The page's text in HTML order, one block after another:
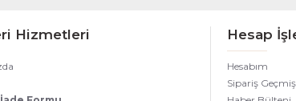
Hizmetleri Hesap
Hesabım
Sipariş